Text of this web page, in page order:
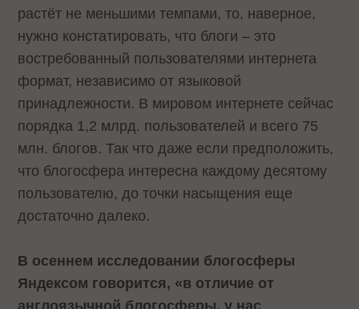
растёт не меньшими темпами, то, наверное,
нужно констатировать, что блоги – это
востребованный пользователями интернета
формат, независимо от языковой
принадлежности. В мировом интернете сейчас
порядка 1,2 млрд. пользователей и всего 75
млн. блогов. Так что даже если предположить,
что блогосфера интересна каждому десятому
пользователю, до точки насыщения еще
достаточно далеко.
В осеннем исследовании блогосферы
Яндексом говорится, «в отличие от
англоязычной блогосферы, у нас